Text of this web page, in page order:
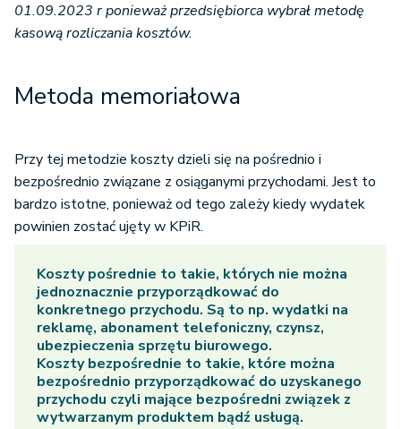
01.09.2023 r ponieważ przedsiębiorca wybrał metodę
kasową rozliczania kosztów.
Metoda memoriałowa
Przy tej metodzie koszty dzieli się na pośrednio i
bezpośrednio związane z osiąganymi przychodami. Jest to
bardzo istotne, ponieważ od tego zależy kiedy wydatek
powinien zostać ujęty w KPiR.
Koszty pośrednie to takie, których nie można
jednoznacznie przyporządkować do
konkretnego przychodu. Są to np. wydatki na
reklamę, abonament telefoniczny, czynsz,
ubezpieczenia sprzętu biurowego.
Koszty bezpośrednie to takie, które można
bezpośrednio przyporządkować do uzyskanego
przychodu czyli mające bezpośredni związek z
wytwarzanym produktem bądź usługą.